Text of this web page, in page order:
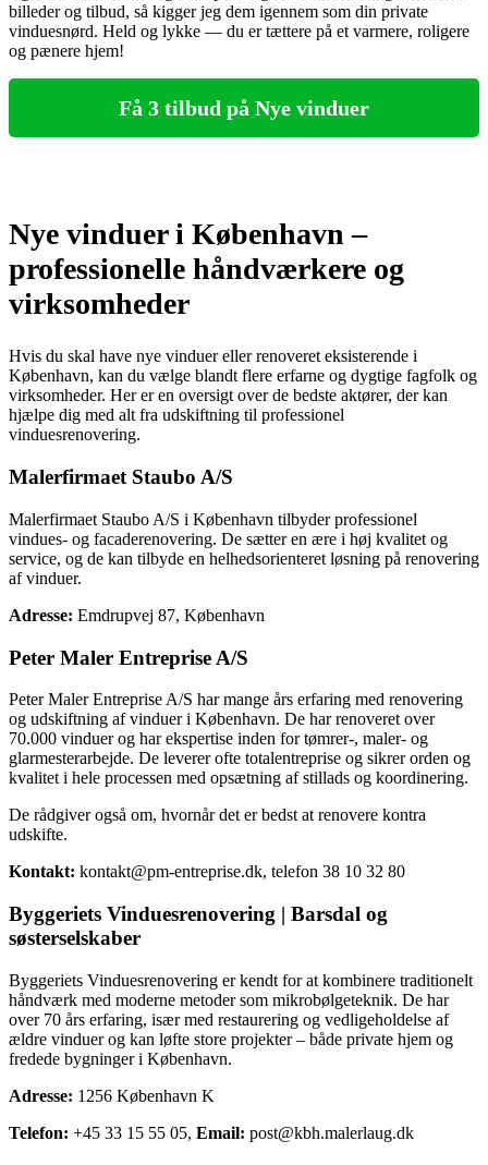
billeder og tilbud, så kigger jeg dem igennem som din private
vinduesnørd. Held og lykke — du er tættere på et varmere, roligere
og pænere hjem!
Få 3 tilbud på Nye vinduer
Nye vinduer i København –
professionelle håndværkere og
virksomheder
Hvis du skal have nye vinduer eller renoveret eksisterende i
København, kan du vælge blandt flere erfarne og dygtige fagfolk og
virksomheder. Her er en oversigt over de bedste aktører, der kan
hjælpe dig med alt fra udskiftning til professionel
vinduesrenovering.
Malerfirmaet Staubo A/S
Malerfirmaet Staubo A/S i København tilbyder professionel
vindues- og facaderenovering. De sætter en ære i høj kvalitet og
service, og de kan tilbyde en helhedsorienteret løsning på renovering
af vinduer.
Adresse: Emdrupvej 87, København
Peter Maler Entreprise A/S
Peter Maler Entreprise A/S har mange års erfaring med renovering
og udskiftning af vinduer i København. De har renoveret over
70.000 vinduer og har ekspertise inden for tømrer-, maler- og
glarmesterarbejde. De leverer ofte totalentreprise og sikrer orden og
kvalitet i hele processen med opsætning af stillads og koordinering.
De rådgiver også om, hvornår det er bedst at renovere kontra
udskifte.
Kontakt: kontakt@pm-entreprise.dk, telefon 38 10 32 80
Byggeriets Vinduesrenovering | Barsdal og
søsterselskaber
Byggeriets Vinduesrenovering er kendt for at kombinere traditionelt
håndværk med moderne metoder som mikrobølgeteknik. De har
over 70 års erfaring, især med restaurering og vedligeholdelse af
ældre vinduer og kan løfte store projekter – både private hjem og
fredede bygninger i København.
Adresse: 1256 København K
Telefon: +45 33 15 55 05, Email: post@kbh.malerlaug.dk